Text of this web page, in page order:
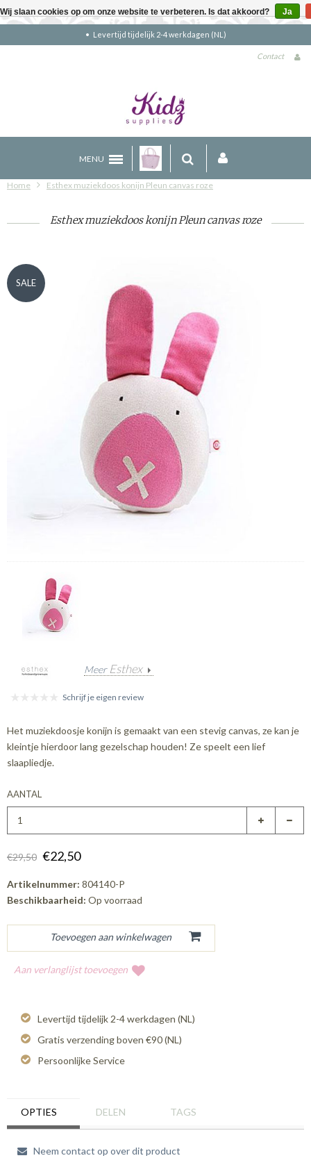
Gratis verzending boven €90
Contact
MENU
Home Esthex muziekdoos konijn Pleun canvas roze
Esthex muziekdoos konijn Pleun canvas roze
SALE
Meer Esthex
Schrijf je eigen review
Het muziekdoosje konijn is gemaakt van een stevig canvas, ze kan je
kleintje hierdoor lang gezelschap houden! Ze speelt een lief
slaapliedje.
AANTAL
€29,50 €22,50
Artikelnummer: 804140-P
Beschikbaarheid: Op voorraad
Aan verlanglijst toevoegen
Levertijd tijdelijk 2-4 werkdagen (NL)
Gratis verzending boven €90 (NL)
Persoonlijke Service
OPTIES DELEN TAGS
Neem contact op over dit product
Wij slaan cookies op om onze website te verbeteren. Is dat akkoord? Ja